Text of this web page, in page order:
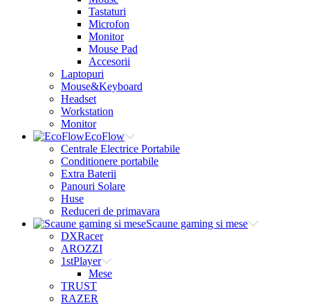
Tastaturi
Microfon
Monitor
Mouse Pad
Accesorii
Laptopuri
Mouse&Keyboard
Headset
Workstation
Monitor
EcoFlow
Centrale Electrice Portabile
Conditionere portabile
Extra Baterii
Panouri Solare
Huse
Reduceri de primavara
Scaune gaming si mese
DXRacer
AROZZI
1stPlayer
Mese
TRUST
RAZER